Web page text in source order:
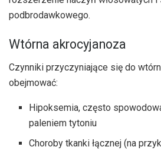
podbrodawkowego.
Wtórna akrocyjanoza
Czynniki przyczyniające się do
obejmować:
Hipoksemia, często
paleniem tytoniu
Choroby tkanki łącznej (na